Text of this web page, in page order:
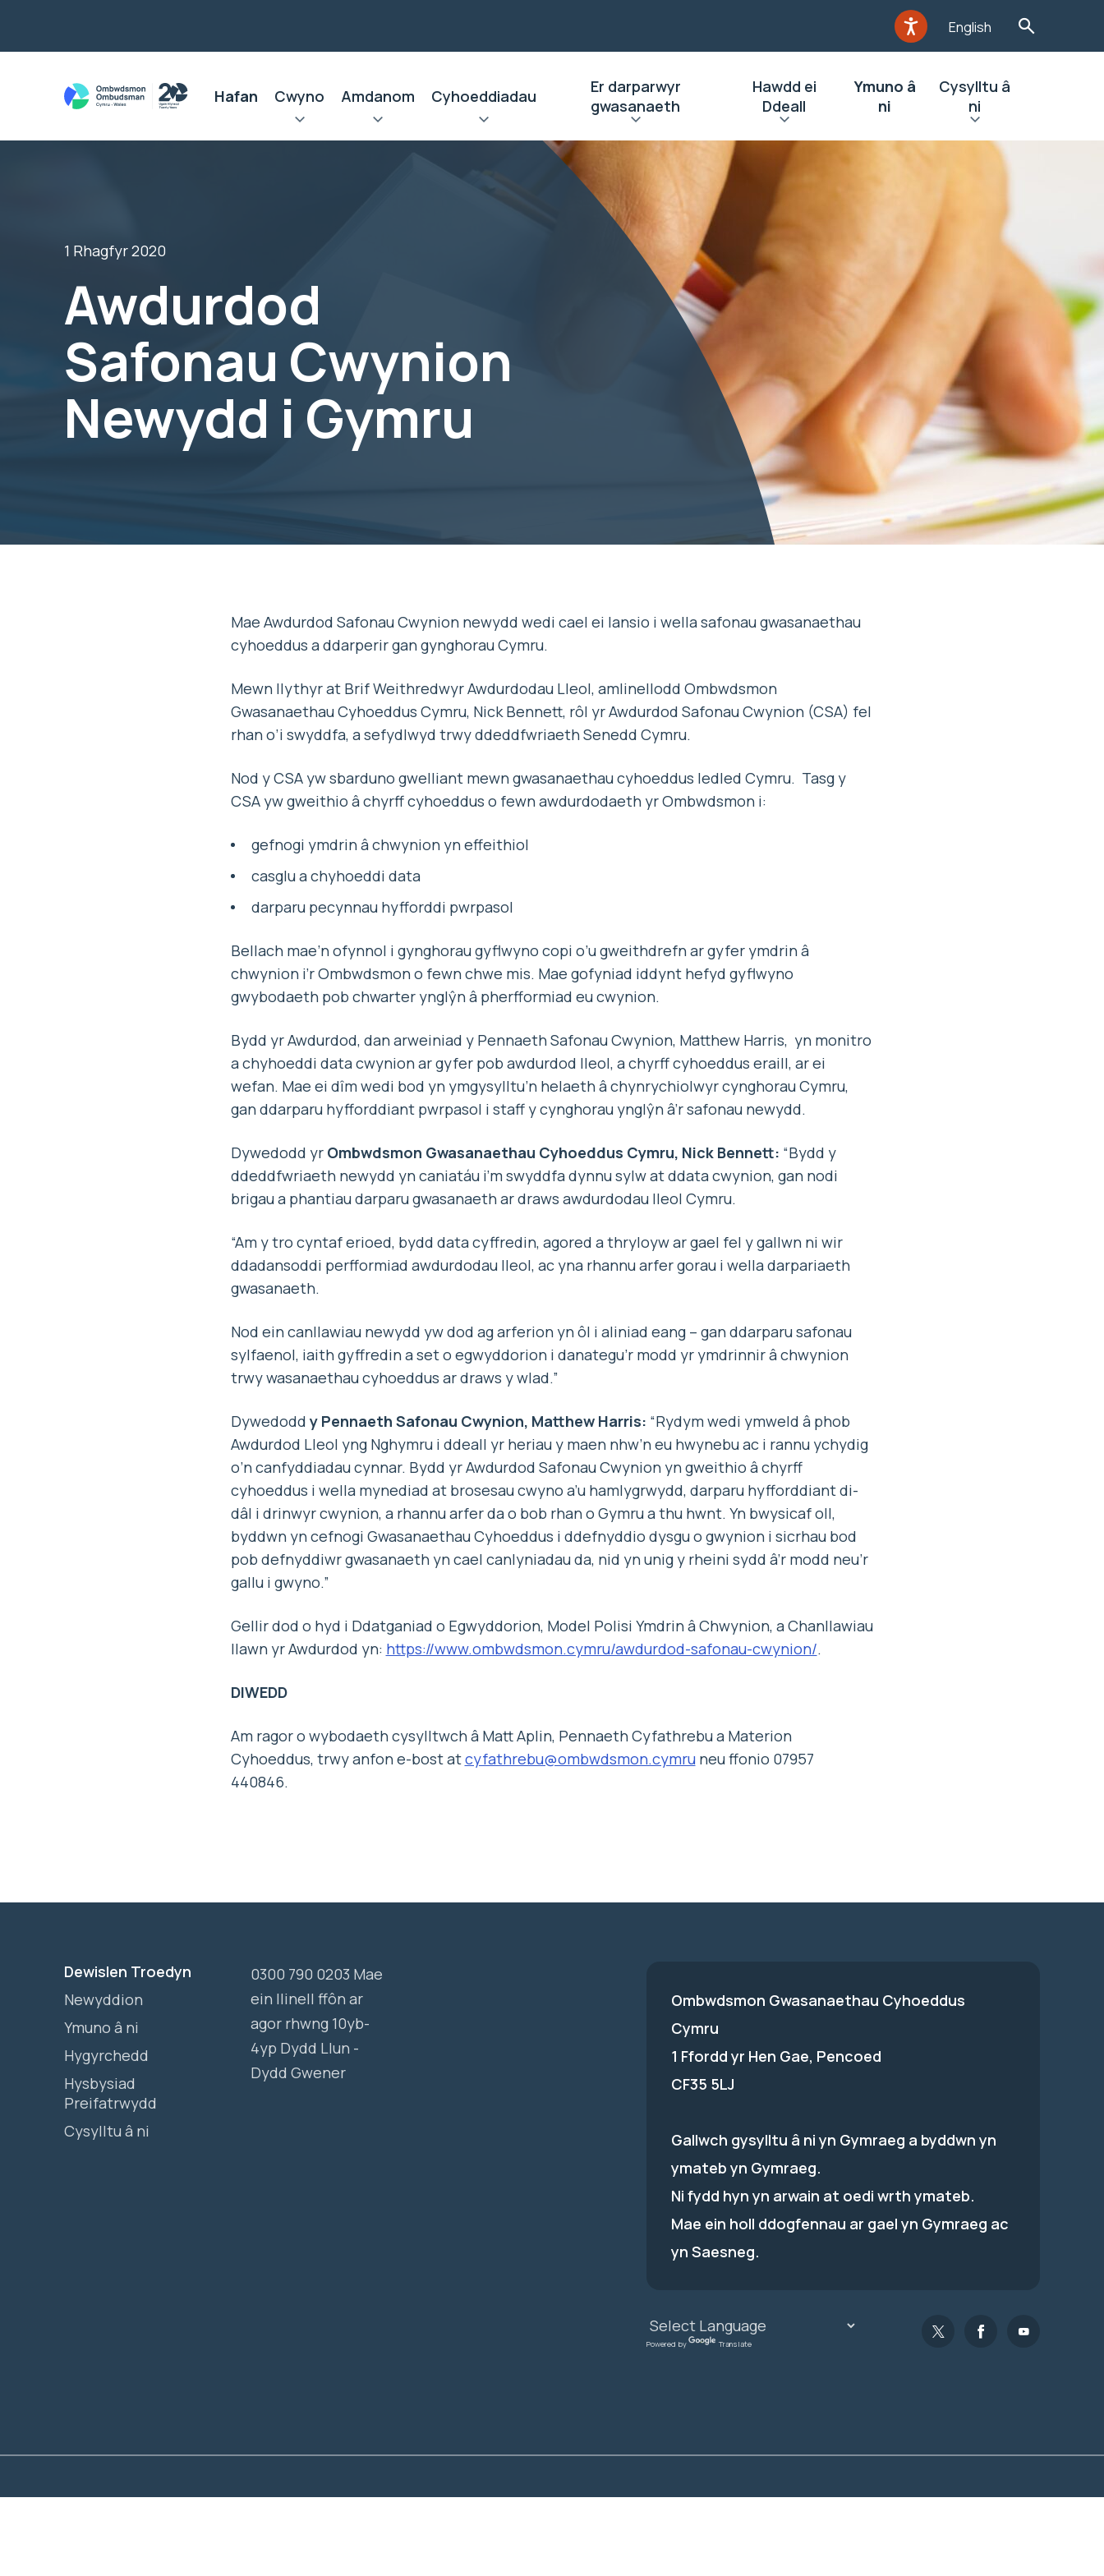
English
Hafan Cwyno Amdanom Cyhoeddiadau
Er darparwyr
gwasanaeth
Hawdd ei
Ddeall
Ymuno â
ni
Cysylltu â
ni
1 Rhagfyr 2020
Awdurdod
Safonau Cwynion
Newydd i Gymru
Mae Awdurdod Safonau Cwynion newydd wedi cael ei lansio i wella safonau gwasanaethau
cyhoeddus a ddarperir gan gynghorau Cymru.
Mewn llythyr at Brif Weithredwyr Awdurdodau Lleol, amlinellodd Ombwdsmon
Gwasanaethau Cyhoeddus Cymru, Nick Bennett, rôl yr Awdurdod Safonau Cwynion (CSA) fel
rhan o’i swyddfa, a sefydlwyd trwy ddeddfwriaeth Senedd Cymru.
Nod y CSA yw sbarduno gwelliant mewn gwasanaethau cyhoeddus ledled Cymru. Tasg y
CSA yw gweithio â chyrff cyhoeddus o fewn awdurdodaeth yr Ombwdsmon i:
gefnogi ymdrin â chwynion yn effeithiol
casglu a chyhoeddi data
darparu pecynnau hyfforddi pwrpasol
Bellach mae’n ofynnol i gynghorau gyflwyno copi o’u gweithdrefn ar gyfer ymdrin â
chwynion i’r Ombwdsmon o fewn chwe mis. Mae gofyniad iddynt hefyd gyflwyno
gwybodaeth pob chwarter ynglŷn â pherfformiad eu cwynion.
Bydd yr Awdurdod, dan arweiniad y Pennaeth Safonau Cwynion, Matthew Harris, yn monitro
a chyhoeddi data cwynion ar gyfer pob awdurdod lleol, a chyrff cyhoeddus eraill, ar ei
wefan. Mae ei dîm wedi bod yn ymgysylltu’n helaeth â chynrychiolwyr cynghorau Cymru,
gan ddarparu hyfforddiant pwrpasol i staff y cynghorau ynglŷn â’r safonau newydd.
Dywedodd yr Ombwdsmon Gwasanaethau Cyhoeddus Cymru, Nick Bennett: “Bydd y
ddeddfwriaeth newydd yn caniatáu i’m swyddfa dynnu sylw at ddata cwynion, gan nodi
brigau a phantiau darparu gwasanaeth ar draws awdurdodau lleol Cymru.
“Am y tro cyntaf erioed, bydd data cyffredin, agored a thryloyw ar gael fel y gallwn ni wir
ddadansoddi perfformiad awdurdodau lleol, ac yna rhannu arfer gorau i wella darpariaeth
gwasanaeth.
Nod ein canllawiau newydd yw dod ag arferion yn ôl i aliniad eang – gan ddarparu safonau
sylfaenol, iaith gyffredin a set o egwyddorion i danategu’r modd yr ymdrinnir â chwynion
trwy wasanaethau cyhoeddus ar draws y wlad.”
Dywedodd y Pennaeth Safonau Cwynion, Matthew Harris: “Rydym wedi ymweld â phob
Awdurdod Lleol yng Nghymru i ddeall yr heriau y maen nhw’n eu hwynebu ac i rannu ychydig
o’n canfyddiadau cynnar. Bydd yr Awdurdod Safonau Cwynion yn gweithio â chyrff
cyhoeddus i wella mynediad at brosesau cwyno a’u hamlygrwydd, darparu hyfforddiant di-
dâl i drinwyr cwynion, a rhannu arfer da o bob rhan o Gymru a thu hwnt. Yn bwysicaf oll,
byddwn yn cefnogi Gwasanaethau Cyhoeddus i ddefnyddio dysgu o gwynion i sicrhau bod
pob defnyddiwr gwasanaeth yn cael canlyniadau da, nid yn unig y rheini sydd â’r modd neu’r
gallu i gwyno.”
Gellir dod o hyd i Ddatganiad o Egwyddorion, Model Polisi Ymdrin â Chwynion, a Chanllawiau
llawn yr Awdurdod yn: https://www.ombwdsmon.cymru/awdurdod-safonau-cwynion/.
DIWEDD
Am ragor o wybodaeth cysylltwch â Matt Aplin, Pennaeth Cyfathrebu a Materion
Cyhoeddus, trwy anfon e-bost atcyfathrebu@ombwdsmon.cymru neu ffonio 07957
440846.
Dewislen Troedyn
Newyddion
Ymuno â ni
Hygyrchedd
Hysbysiad
Preifatrwydd
Cysylltu â ni
0300 790 0203 Mae
ein llinell ffôn ar
agor rhwng 10yb-
4yp Dydd Llun -
Dydd Gwener
Ombwdsmon Gwasanaethau Cyhoeddus
Cymru
1 Ffordd yr Hen Gae, Pencoed
CF35 5LJ
Gallwch gysylltu â ni yn Gymraeg a byddwn yn
ymateb yn Gymraeg.
Ni fydd hyn yn arwain at oedi wrth ymateb.
Mae ein holl ddogfennau ar gael yn Gymraeg ac
yn Saesneg.
Powered by Translate